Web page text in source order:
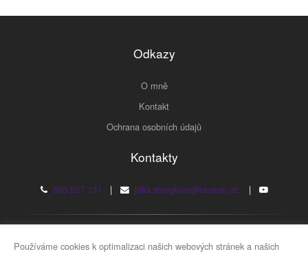
Odkazy
O mně
Kontakt
Ochrana osobních údajů
Kontakty
603 927 131 | jitka.stenglova@taurum.cz|
Používáme cookies k optimalizaci našich webových stránek a našich